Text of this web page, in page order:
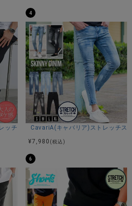
想のあったかパンツ
を封入した本格仕様のダウンパン
抜群の保温性を誇り、寒い冬でも
がっています。
加工”で保温性をアップ
採用し、ダウン特有の羽抜けや冷
リッシュな印象を与え、都会的な
ています。
毛仕様で、穿いた瞬間から快適。
に優れたカット素材を採用し、動
妥協したくない大人にぴったりの
ッチスリムテーパードアンクルパンツ/全4色
4
CavariA(キャバリア)ストレッチス
¥7,980 (税込)
6